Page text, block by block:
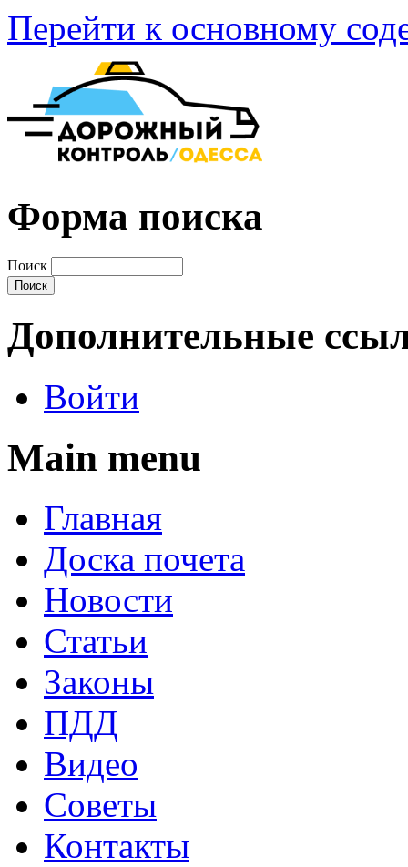
Перейти к основному
Форма поиска
Поиск
Дополнительные
Войти
Main menu
Главная
Доска почета
Новости
Статьи
Законы
ПДД
Видео
Советы
Контакты